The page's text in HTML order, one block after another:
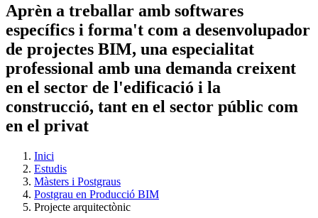
Aprèn a treballar amb softwares
específics i forma't com a desenvolupador
de projectes BIM, una especialitat
professional amb una demanda creixent
en el sector de l'edificació i la
construcció, tant en el sector públic com
en el privat
Inici
Estudis
Màsters i Postgraus
Postgrau en Producció BIM
Projecte arquitectònic